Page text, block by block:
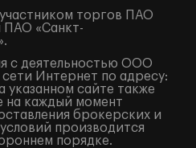
торгов ПАО
ПАО «Санкт-
с деятельностью ООО
Интернет по адресу:
указанном сайте также
на каждый момент
брокерских и
производится
порядке.